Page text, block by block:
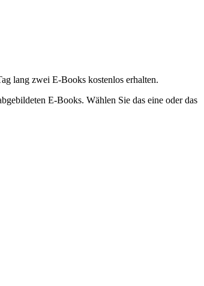
lang zwei E-Books kostenlos erhalten.
E-Books. Wählen Sie das eine oder das